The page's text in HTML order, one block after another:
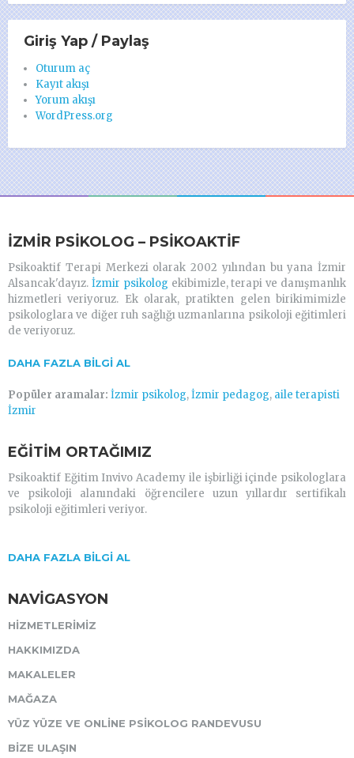
Giriş Yap / Paylaş
Oturum aç
Kayıt akışı
Yorum akışı
WordPress.org
İZMIR PSIKOLOG – PSIKOAKTIF
Psikoaktif Terapi Merkezi olarak 2002 yılından bu yana İzmir
Alsancak'dayız. İzmir psikolog ekibimizle, terapi ve danışmanlık
hizmetleri veriyoruz. Ek olarak, pratikten gelen birikimimizle
psikologlara ve diğer ruh sağlığı uzmanlarına psikoloji eğitimleri
de veriyoruz.
DAHA FAZLA BİLGİ AL
Popüler aramalar: İzmir psikolog,İzmir pedagog, aile terapisti
İzmir
EĞITIM ORTAĞIMIZ
Psikoaktif Eğitim Invivo Academy ile işbirliği içinde psikologlara
ve psikoloji alanındaki öğrencilere uzun yıllardır sertifikalı
psikoloji eğitimleri veriyor.
DAHA FAZLA BİLGİ AL
NAVIGASYON
HIZMETLERIMIZ
HAKKIMIZDA
MAKALELER
MAĞAZA
YÜZ YÜZE VE ONLINE PSIKOLOG RANDEVUSU
BIZE ULAŞIN